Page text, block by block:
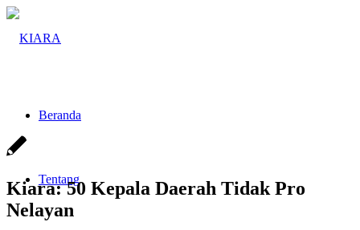
Beranda
Tentang
Kiara: 50 Kepala Daerah Tidak Pro
Nelayan